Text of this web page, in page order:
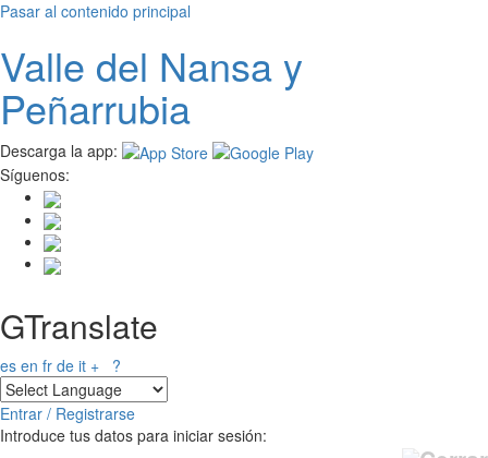
Pasar al contenido principal
Valle del Nansay
Peñarrubia
Descarga la app:
Síguenos:
GTranslate
es en fr de it + ?
Entrar / Registrarse
Introduce tus datos para iniciar sesión: